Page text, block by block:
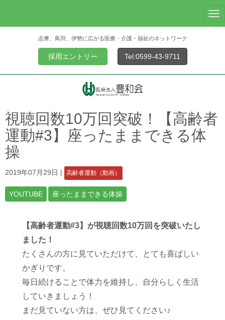
N
a
a
o
n
志摩、鳥羽、伊勢に広がる医療・介護・福祉のネットワーク
採用エントリー Tel:0599-43-9711
視聴回数10万回突破！【高齢者
運動#3】座ったままできる体
操
2019年07月29日 高齢者運動（動画）
YOUTUBE 座ったままできる体操
【高齢者運動#3】が視聴回数10万回を突破いたし
ました！
たくさんの方に見ていただけて、とても喜ばしい
かぎりです。
毎日続けることで体力を維持し、自分らしく生活
していきましょう！
まだ見ていない方は、ぜひ見てください♪